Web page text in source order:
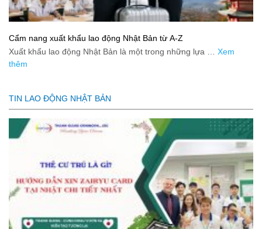
Cẩm nang xuất khẩu lao động Nhật Bản từ A-Z
Xuất khẩu lao động Nhật Bản là một trong những lựa … Xem
thêm
TIN LAO ĐỘNG NHẬT BẢN